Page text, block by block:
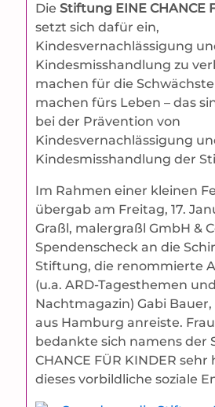
DieStiftung EINE CHANCE
setzt sich dafür ein,
Kindesvernachlässigung
Kindesmisshandlung zu
machen für die
machen fürs Leben – das
bei der Prävention von
Kindesvernachlässigung
Kindesmisshandlung der
Im Rahmen einer kleinen
übergab am Freitag, 17.
Graßl, malergraßl GmbH &
Spendenscheck an die
Stiftung, die renommierte
(u.a. ARD-Tagesthemen
Nachtmagazin) Gabi
aus Hamburg anreiste.
bedankte sich namens der
CHANCE FÜR KINDER
dieses vorbildliche soziale